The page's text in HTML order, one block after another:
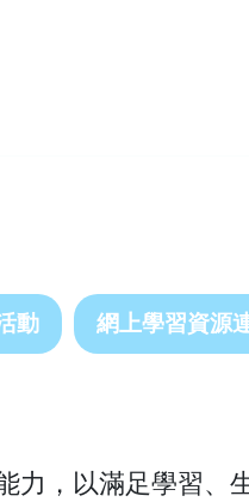
動 網上學習資源
，以滿足學習、